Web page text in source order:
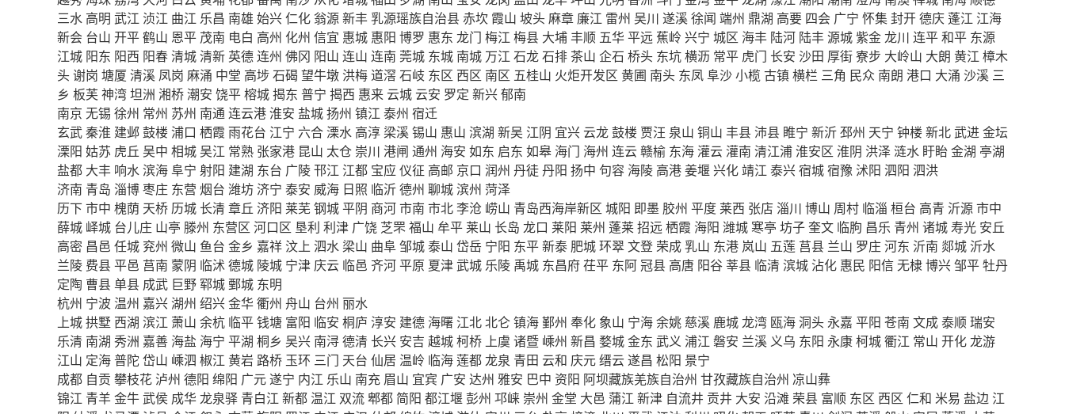
三水 高明 武江 浈江 曲江 乐昌 南雄 始兴仁化 翁源新丰乳源瑶族自治县赤坎 霞山 坡头麻章 廉江 雷州 吴川 遂溪徐闻 端州 鼎湖 高要 四会 广宁 怀集封开德庆 蓬江 江海
新会 台山 开平鹤山 恩平 茂南 电白 高州 化州 信宜 惠城 惠阳 博罗 惠东 龙门 梅江 梅县 大埔丰顺 五华平远 蕉岭 兴宁 城区 海丰 陆河 陆丰源城紫金龙川 连平和平 东源
江城 阳东 阳西 阳春清城清新 英德连州 佛冈 阳山 连山 连南 莞城 东城 南城 万江 石龙石排茶山 企石 桥头 东坑横沥 常平 虎门 长安 沙田 厚街寮步 大岭山 大朗 黄江 樟木
头谢岗 塘厦 清溪 凤岗 麻涌 中堂 高埗石碣 望牛墩 洪梅道滘 石岐 东区 西区 南区 五桂山 火炬开发区 黄圃 南头 东凤阜沙小榄 古镇横栏 三角 民众 南朗 港口 大涌 沙溪 三
乡 板芙 神湾坦洲 湘桥潮安 饶平榕城揭东 普宁 揭西 惠来 云城 云安 罗定 新兴郁南
南京 无锡 徐州 常州 苏州 南通连云港淮安 盐城扬州 镇江 泰州 宿迁
玄武秦淮 建邺鼓楼 浦口 栖霞 雨花台 江宁 六合 溧水 高淳 梁溪锡山 惠山 滨湖 新吴 江阴 宜兴 云龙鼓楼 贾汪 泉山 铜山 丰县 沛县 睢宁 新沂邳州 天宁 钟楼 新北武进金坛
溧阳 姑苏 虎丘 吴中 相城吴江 常熟 张家港 昆山 太仓 崇川 港闸 通州 海安 如东 启东 如皋 海门 海州 连云赣榆 东海灌云灌南 清江浦淮安区 淮阴 洪泽 涟水 盱眙金湖 亭湖
盐都 大丰 响水滨海阜宁 射阳 建湖 东台 广陵邗江 江都 宝应 仪征 高邮 京口 润州 丹徒丹阳 扬中 句容 海陵 高港姜堰兴化靖江 泰兴宿城宿豫 沭阳 泗阳 泗洪
济南 青岛 淄博枣庄 东营 烟台 潍坊济宁 泰安 威海 日照 临沂德州 聊城滨州 菏泽
历下市中 槐荫 天桥 历城 长清章丘 济阳 莱芜钢城平阴 商河市南 市北李沧 崂山 青岛西海岸新区 城阳 即墨 胶州 平度 莱西 张店 淄川 博山 周村 临淄 桓台 高青 沂源市中
薛城 峄城 台儿庄 山亭 滕州 东营区 河口区 垦利 利津 广饶 芝罘福山 牟平 莱山 长岛 龙口 莱阳 莱州 蓬莱招远 栖霞 海阳 潍城 寒亭 坊子奎文 临朐 昌乐 青州 诸城寿光 安丘
高密 昌邑 任城 兖州 微山 鱼台 金乡 嘉祥 汶上 泗水 梁山 曲阜邹城泰山 岱岳 宁阳 东平新泰 肥城环翠文登 荣成乳山 东港 岚山 五莲 莒县 兰山 罗庄河东 沂南 郯城 沂水
兰陵 费县平邑 莒南 蒙阴 临沭德城 陵城 宁津 庆云 临邑 齐河平原 夏津武城 乐陵 禹城 东昌府茌平 东阿冠县 高唐 阳谷莘县 临清滨城 沾化 惠民 阳信无棣博兴邹平牡丹
定陶 曹县单县 成武 巨野 郓城 鄄城 东明
杭州 宁波 温州 嘉兴湖州 绍兴金华衢州 舟山 台州 丽水
上城拱墅 西湖 滨江 萧山 余杭 临平钱塘 富阳 临安 桐庐 淳安 建德 海曙 江北北仑镇海鄞州 奉化 象山 宁海余姚 慈溪 鹿城龙湾 瓯海洞头 永嘉 平阳 苍南 文成泰顺瑞安
乐清 南湖 秀洲 嘉善 海盐 海宁 平湖 桐乡 吴兴 南浔德清 长兴 安吉 越城柯桥 上虞 诸暨 嵊州 新昌 婺城金东 武义 浦江 磐安 兰溪 义乌 东阳 永康柯城衢江 常山 开化龙游
江山 定海普陀 岱山 嵊泗 椒江 黄岩 路桥 玉环 三门 天台 仙居 温岭 临海莲都龙泉 青田 云和 庆元缙云遂昌 松阳 景宁
成都 自贡 攀枝花 泸州 德阳 绵阳 广元遂宁 内江 乐山 南充 眉山 宜宾 广安 达州 雅安 巴中 资阳 阿坝藏族羌族自治州 甘孜藏族自治州 凉山彝
锦江 青羊金牛武侯 成华龙泉驿 青白江 新都 温江 双流郫都 简阳 都江堰彭州 邛崃 崇州 金堂 大邑 蒲江 新津 自流井 贡井 大安 沿滩 荣县 富顺 东区 西区 仁和 米易 盐边 江